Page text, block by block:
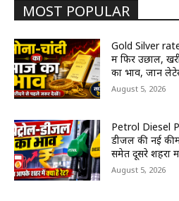
MOST POPULAR
Gold Silver
में फिर उछाल,
का भाव, जानें
August 5, 2026
Petrol Diesel
डीजल की नई
समेत दूसरे शहरों
August 5, 2026